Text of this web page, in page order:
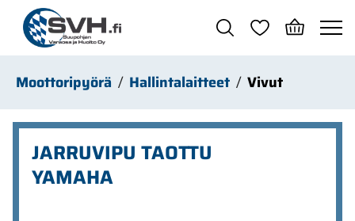
Siirry pääsisältöön
Moottoripyörä Hallintalaitteet Vivut
JARRUVIPU TAOTTU
YAMAHA